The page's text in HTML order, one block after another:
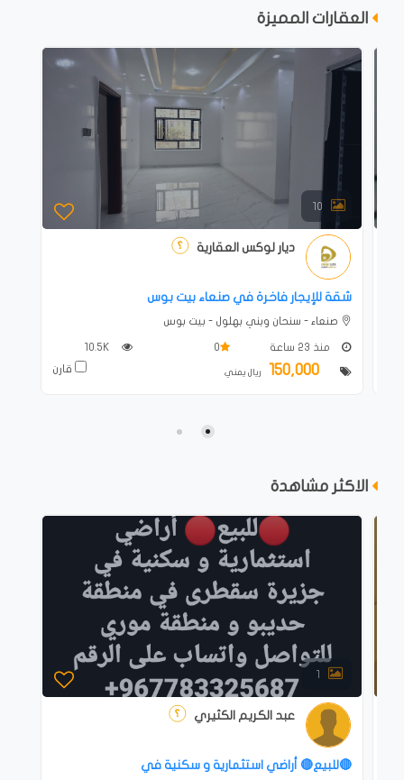
العقارات المميزة
10
ديار لوكس العقارية
شقة للإيجار فاخرة في صنعاء بيت بوس
صنعاء - سنحان وبني بهلول - بيت بوس
منذ 23 ساعة 0
150,000 ريال يمني قارن
الاكثر مشاهدة
عبد الكريم الكثيري
🔴للبيع🔴 أراضي استثمارية و سكنية في